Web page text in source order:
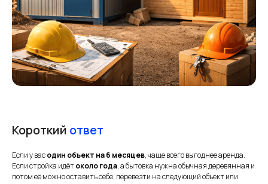
Короткий ответ
Если у васодин объект на 6 месяцев, чаще всего выгоднее аренда.
Если стройка идётоколо года, а бытовка нужна обычная деревянная и
потом её можно оставить себе, перевезти на следующий объект или